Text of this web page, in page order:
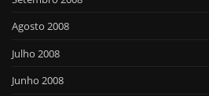
Agosto 2008
Julho 2008
Junho 2008